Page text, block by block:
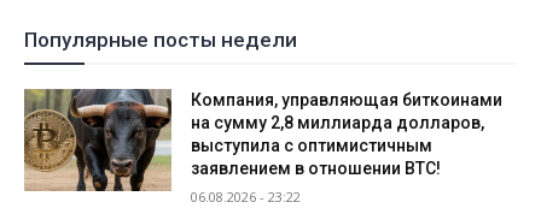
Популярные посты недели
Компания, управляющая биткоинами
на сумму 2,8 миллиарда долларов,
выступила с оптимистичным
заявлением в отношении BTC!
06.08.2026 - 23:22